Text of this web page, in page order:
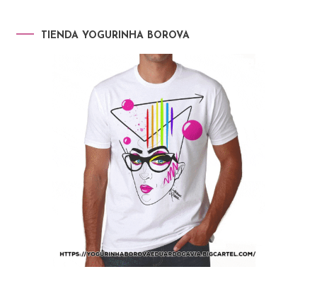
TIENDA YOGURINHA BOROVA